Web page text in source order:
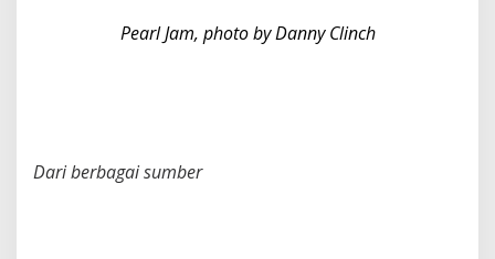
Pearl Jam, photo by Danny Clinch
Dari berbagai sumber